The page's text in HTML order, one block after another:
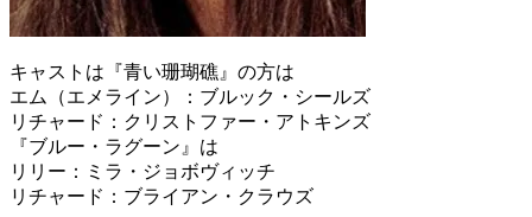
キャストは『青い珊瑚礁』の方は
エム（エメライン）：ブルック・シールズ
リチャード：クリストファー・アトキンズ
『ブルー・ラグーン』は
リリー：ミラ・ジョボヴィッチ
リチャード：ブライアン・クラウズ